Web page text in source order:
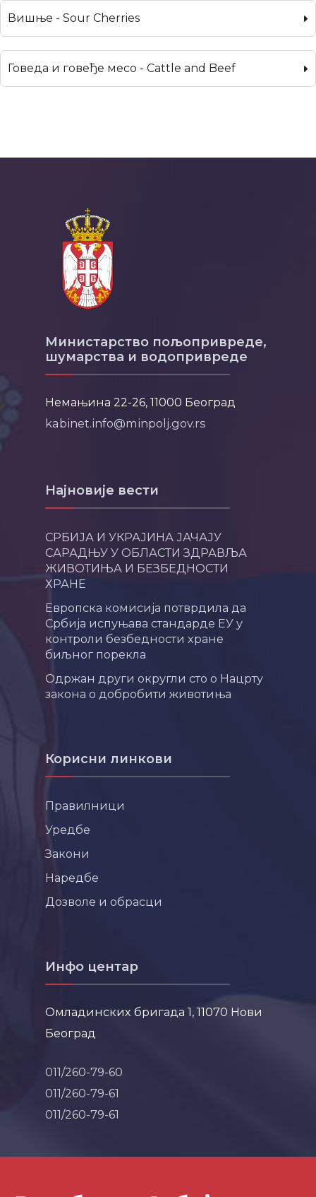
Вишње - Sour Cherries
Говеда и говеђе месо - Cattle and Beef
Министарство пољопривреде,
шумарства и водопривреде
Немањина 22-26, 11000 Београд
kabinet.info@minpolj.gov.rs
Најновије вести
СРБИЈА И УКРАЈИНА ЈАЧАЈУ
САРАДЊУ У ОБЛАСТИ ЗДРАВЉА
ЖИВОТИЊА И БЕЗБЕДНОСТИ
ХРАНЕ
Европска комисија потврдила да
Србија испуњава стандарде ЕУ у
контроли безбедности хране
биљног порекла
Одржан други округли сто о Нацрту
закона о добробити животиња
Корисни линкови
Правилници
Уредбе
Закони
Наредбе
Дозволе и обрасци
Инфо центар
Омладинских бригада 1, 11070 Нови
Београд
011/260-79-60
011/260-79-61
011/260-79-61